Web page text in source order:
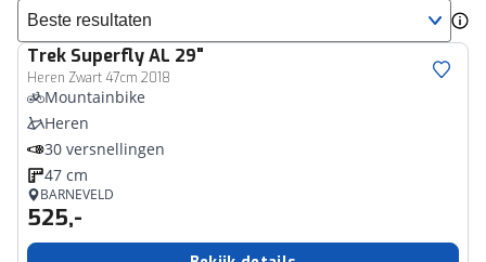
Sorteer resultaten
Trek Superfly AL 29"
Heren Zwart 47cm 2018
Mountainbike
Heren
30 versnellingen
47 cm
BARNEVELD
525,-